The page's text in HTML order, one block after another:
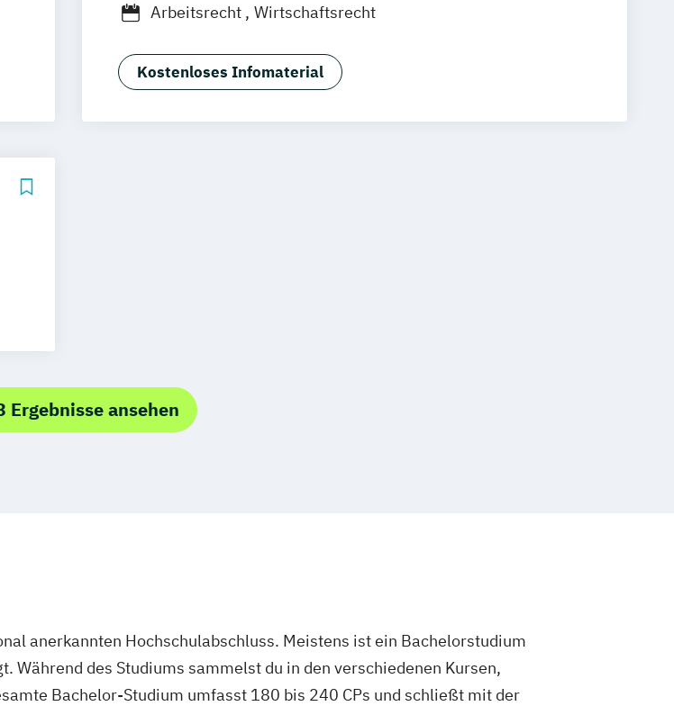
Frankfurt am Main Hamm Zürich
Arbeitsrecht
Wirtschaftsrecht
Kostenloses Infomaterial
Ergebnisse ansehen
anerkannten Hochschulabschluss. Meistens ist ein Bachelorstudium
Während des Studiums sammelst du in den verschiedenen Kursen,
Bachelor-Studium umfasst 180 bis 240 CPs und schließt mit der